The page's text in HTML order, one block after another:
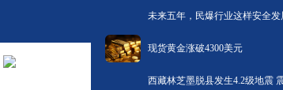
未来五年，民爆行业这样安全发
现货黄金涨破4300美元
西藏林芝墨脱县发生4.2级地震